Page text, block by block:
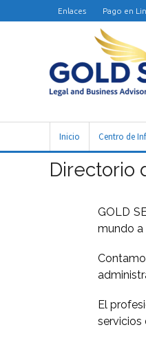
Enlaces Pago en
Inicio Centro de
Directorio
GOLD
mundo a
El
servicios